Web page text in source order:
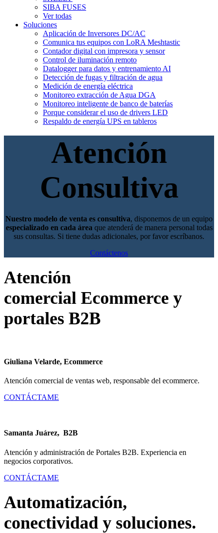
SIBA FUSES
Ver todas
Soluciones
Aplicación de Inversores DC/AC
Comunica tus equipos con LoRA Meshtastic
Contador digital con impresora y sensor
Control de iluminación remoto
Datalogger para datos y entrenamiento AI
Detección de fugas y filtración de agua
Medición de energía eléctrica
Monitoreo extracción de Agua DGA
Monitoreo inteligente de banco de baterías
Porque considerar el uso de drivers LED
Respaldo de energía UPS en tableros
Atención
Consultiva
Nuestro modelo de venta es consultiva, disponemos de un equipo
especializado en cada área que atenderá de manera personal todas
sus consultas. Si tiene dudas adicionales, por favor escríbanos.
Contáctenos
Atención
comercial Ecommerce y
portales B2B
Giuliana Velarde, Ecommerce
Atención comercial de ventas web, responsable del ecommerce.
CONTÁCTAME
Samanta Juárez, B2B
Atención y administración de Portales B2B. Experiencia en
negocios corporativos.
CONTÁCTAME
Automatización,
conectividad y soluciones.